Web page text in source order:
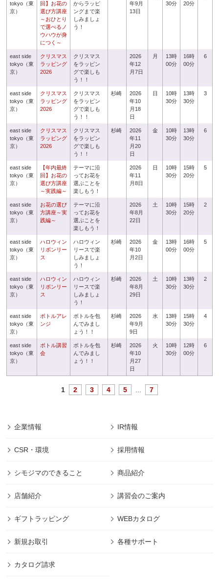
tokyo（東
京）
回】お花の
選び方講座
～おひとり
で選べるノ
ウハウが身
につく～
からラッピ
ングまで楽
しみましょ
う！
年9月
13日
30分
20分
east side
tokyo（東
京）
クリスマス
ラッピング
2026
クリスマス
をラッピン
グで楽しも
う！！
2026
年12
月7日
月
13時
00分
16時
00分
6
east side
tokyo（東
京）
クリスマス
ラッピング
2026
クリスマス
をラッピン
グで楽しも
う！！
杉崎
2026
年10
月18
日
日
10時
30分
13時
30分
3
east side
tokyo（東
京）
クリスマス
ラッピング
2026
クリスマス
をラッピン
グで楽しも
う！！
杉崎
2026
年11
月20
日
金
10時
30分
13時
30分
6
east side
tokyo（東
京）
【年内最終
回】お花の
選び方講座
～実践編～
テーマに沿
ってお花を
選ぶことを
楽しもう！
2026
年11
月8日
日
10時
30分
15時
20分
5
east side
tokyo（東
京）
お花の選び
方講座～実
践編～
テーマに沿
ってお花を
選ぶことを
楽しもう！
2026
年8月
22日
土
10時
30分
15時
20分
2
east side
tokyo（東
京）
ハロウィン
リボンリー
ス
ハロウィン
リースで楽
しみましょ
う！
杉崎
2026
年10
月2日
金
13時
00分
16時
00分
5
east side
tokyo（東
京）
ハロウィン
リボンリー
ス
ハロウィン
リースで楽
しみましょ
う！
杉崎
2026
年8月
29日
土
10時
30分
13時
30分
2
east side
tokyo（東
京）
ボトルアレ
ンジ
ボトルを包
んでみまし
ょう！！
杉崎
2026
年9月
9日
水
13時
30分
15時
30分
4
east side
tokyo（東
京）
ボトル講習
会
ボトルを包
んでみまし
ょう！！
杉崎
2026
年10
月27
日
火
10時
30分
12時
00分
6
1 2 3 4 5 7
企業情報 IR情報
CSR・環境 採用情報
シモジマのできること 商品紹介
店舗紹介 講習会のご案内
ギフトラッピング WEBカタログ
新規お取引 各種サポート
カタログ請求